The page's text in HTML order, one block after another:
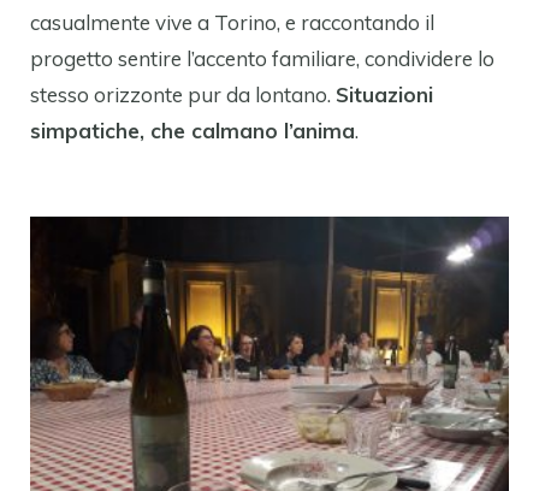
casualmente vive a Torino, e raccontando il
progetto sentire l’accento familiare, condividere lo
stesso orizzonte pur da lontano. Situazioni
simpatiche, che calmano l’anima.